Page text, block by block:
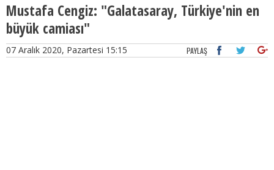
Mustafa Cengiz: "Galatasaray, Türkiye'nin en
büyük camiası"
07 Aralık 2020, Pazartesi 15:15 PAYLAŞ